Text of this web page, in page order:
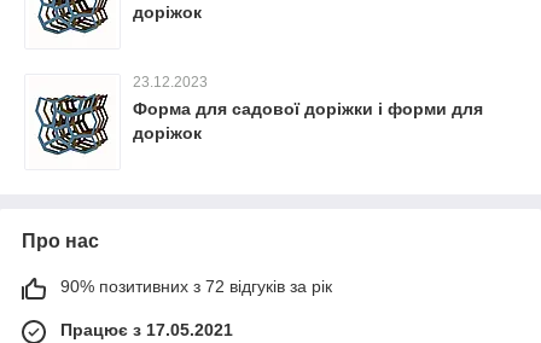
доріжок
23.12.2023
Форма для садової доріжки і форми для
доріжок
Про нас
90% позитивних з 72 відгуків за рік
Працює з 17.05.2021